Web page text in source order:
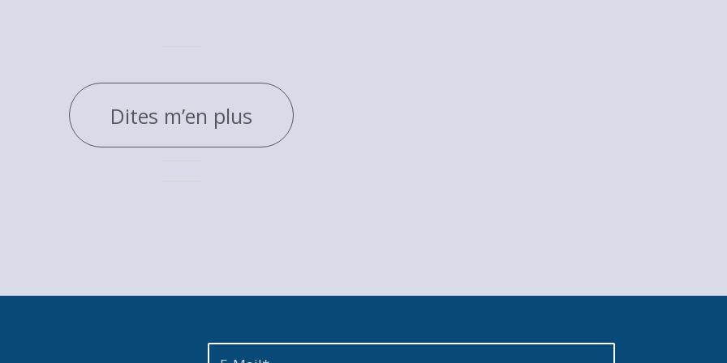
Dites m’en plus